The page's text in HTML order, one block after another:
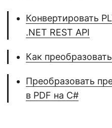
Конвертировать
.NET REST API
Как
Преобразовать
в PDF на C#